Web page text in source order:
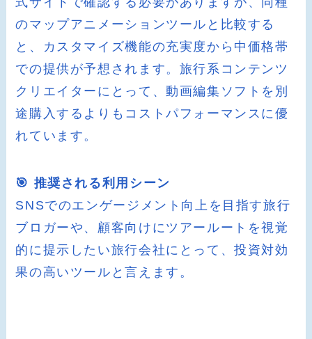
のマップアニメーションツールと比較する
と、カスタマイズ機能の充実度から中価格帯
での提供が予想されます。旅行系コンテンツ
クリエイターにとって、動画編集ソフトを別
途購入するよりもコストパフォーマンスに優
れています。
🎯 推奨される利用シーン
SNSでのエンゲージメント向上を目指す旅行
ブロガーや、顧客向けにツアールートを視覚
的に提示したい旅行会社にとって、投資対効
果の高いツールと言えます。